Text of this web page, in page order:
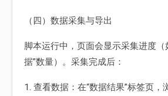
（四）数据采集与导出
脚本运行中，页面会显示采集进度（
据”数量）。采集完成后：
1. 查看数据：在“数据结果”标签页，